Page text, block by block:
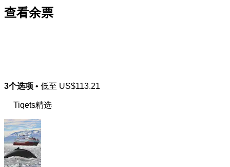
查看余票
3个选项 • 低至 US$113.21
Tiqets精选